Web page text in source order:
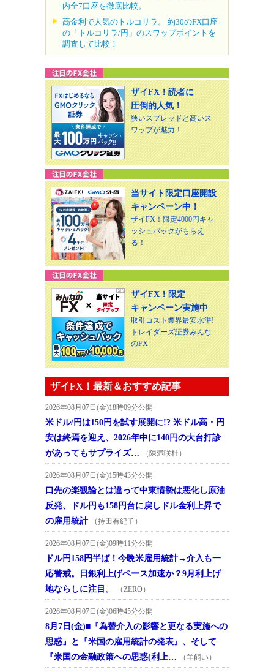
内全7口座を徹底比較。
高金利で人気のトルコリラ。 約30のFX口座
の「トルコリラ/円」のスワップポイントを
調査して比較！
ザイFX！読者に
圧倒的人気！
狭いスプレッドと高いス
ワップが魅力！
当サイト限定口座開設
キャンペーン中！
ザイFX！限定4000円キャ
ッシュバックがもらえ
る！
ザイFX！限定
キャンペーン実施中
取引コスト業界最安水準!
トレイダーズ証券みんな
のFX
ザイFX！最新＆おすすめ記事
2026年08月07日(金)18時09分公開
米ドル/円は150円を試す展開に!? 米ドル高・円
安は終焉を迎え、2026年中に140円の大台打診
があってもサプライズ…
（陳満咲杜）
2026年08月07日(金)15時43分公開
口先の楽観論とは違って中東情勢は悪化し原油
反発、ドル円も158円台に戻しドル金利上昇で
の雇用統計
（持田有紀子）
2026年08月07日(金)09時11分公開
ドル円158円半ば！今晩米雇用統計→介入も一
応警戒。日銀利上げペース加速か？9月利上げ
地ならしに注目。
（ZERO）
2026年08月07日(金)06時45分公開
8月7日(金)■『為替介入の影響と更なる実施への
思惑』と『米国の雇用統計の発表』、そして
『米国の金融政策への思惑(利上…
（羊飼い）